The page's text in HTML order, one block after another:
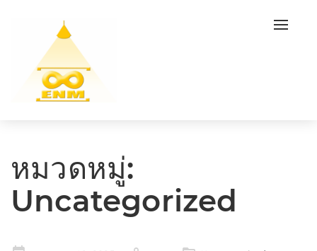
หมวดหมู่:
Uncategorized